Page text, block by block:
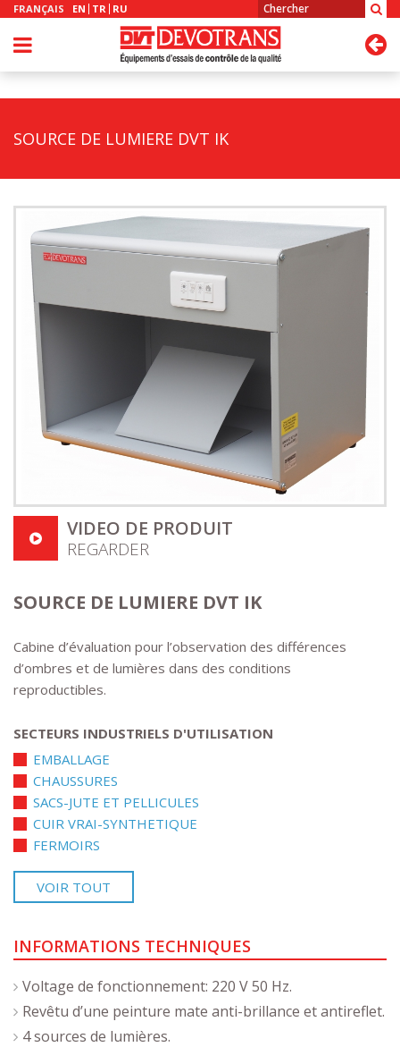
FRANÇAIS EN TR RU
SOURCE DE LUMIERE DVT IK
VIDEO DE PRODUIT
REGARDER
SOURCE DE LUMIERE DVT IK
Cabine d’évaluation pour l’observation des différences
d’ombres et de lumières dans des conditions
reproductibles.
SECTEURS INDUSTRIELS D'UTILISATION
EMBALLAGE
CHAUSSURES
SACS-JUTE ET PELLICULES
CUIR VRAI-SYNTHETIQUE
FERMOIRS
VOIR TOUT
INFORMATIONS TECHNIQUES
Voltage de fonctionnement: 220 V 50 Hz.
Revêtu d’une peinture mate anti-brillance et antireflet.
4 sources de lumières.